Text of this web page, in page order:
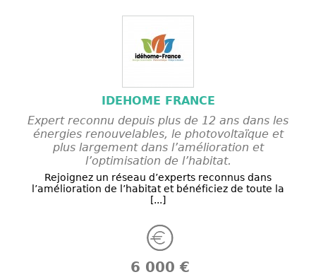
IDEHOME FRANCE
Expert reconnu depuis plus de 12 ans dans les
énergies renouvelables, le photovoltaïque et
plus largement dans l’amélioration et
l’optimisation de l’habitat.
Rejoignez un réseau d’experts reconnus dans
l’amélioration de l’habitat et bénéficiez de toute la
[...]
6 000 €